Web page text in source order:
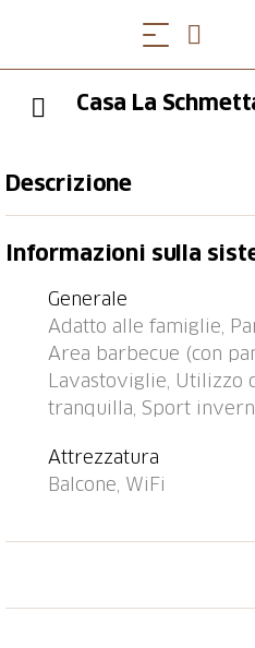
Casa La
Descrizione
stazione ferroviaria
Informazioni sulla
Generale
Adatto alle famiglie,
Area barbecue (con
Lavastoviglie, Utilizzo
tranquilla, Sport
Attrezzatura
Balcone, WiFi